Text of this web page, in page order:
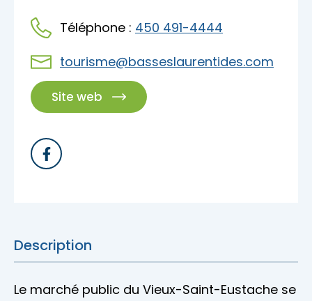
Nous joindre
Téléphone : 450 491-4444
tourisme@basseslaurentides.com
Site web
Description
Le marché public du Vieux-Saint-Eustache se